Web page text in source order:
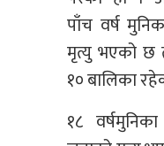
पाँच वर्ष
मृत्यु भएको छ
१० बालिका
१८